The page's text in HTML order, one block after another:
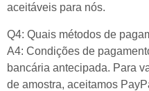
aceitáveis para nós.
Q4: Quais métodos de
A4: Condições de
bancária antecipada. Para
de amostra, aceitamos